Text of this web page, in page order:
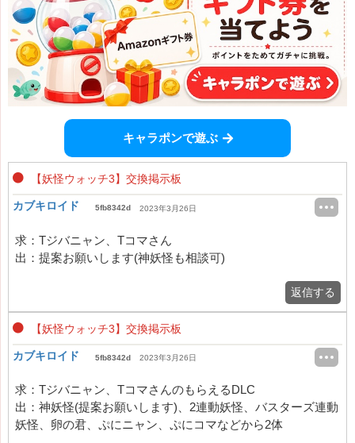
キャラポンで遊ぶ
【妖怪ウォッチ3】交換掲示板
カブキロイド 5fb8342d 2023年3月26日
求：Tジバニャン、Tコマさん
出：提案お願いします(神妖怪も相談可)
返信する
【妖怪ウォッチ3】交換掲示板
カブキロイド 5fb8342d 2023年3月26日
求：Tジバニャン、TコマさんのもらえるDLC
出：神妖怪(提案お願いします)、2連動妖怪、バスターズ連動
妖怪、卵の君、ぷにニャン、ぷにコマなどから2体